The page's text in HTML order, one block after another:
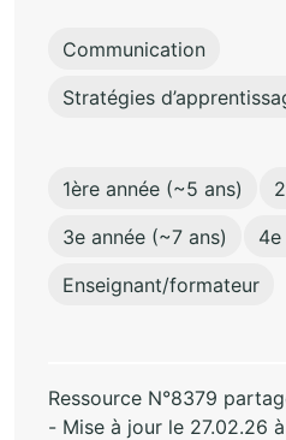
Communication
Stratégies
1ère année (~5 ans)
3e année (~7 ans)
4e
Enseignant/formateur
Ressource N°8379
- Mise à jour le 27.02.26